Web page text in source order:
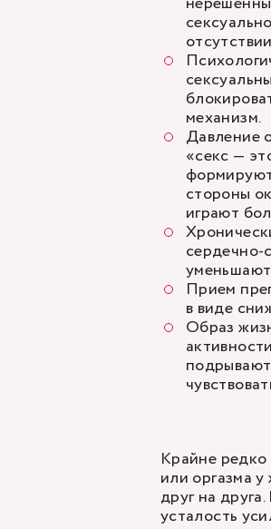
механизм.
Давление
«секс —
стороны
играют
сердечно-
Прием
в виде
Образ
Крайне редко
или оргазма
друг на
усталость